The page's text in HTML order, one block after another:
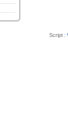
Script :